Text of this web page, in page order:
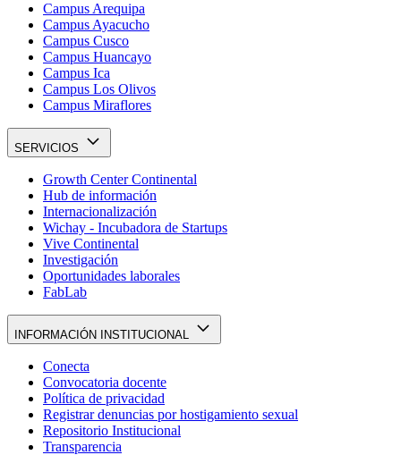
Campus Arequipa
Campus Ayacucho
Campus Cusco
Campus Huancayo
Campus Ica
Campus Los Olivos
Campus Miraflores
SERVICIOS
Growth Center Continental
Hub de información
Internacionalización
Wichay - Incubadora de Startups
Vive Continental
Investigación
Oportunidades laborales
FabLab
INFORMACIÓN INSTITUCIONAL
Conecta
Convocatoria docente
Política de privacidad
Registrar denuncias por hostigamiento sexual
Repositorio Institucional
Transparencia